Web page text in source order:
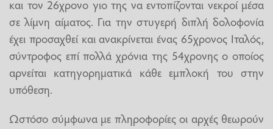
και τον 26χρονο γιο της να εντοπίζονται νεκροί μέσα
σε λίμνη αίματος. Για την στυγερή διπλή δολοφονία
έχει προσαχθεί και ανακρίνεται ένας 65χρονος Ιταλός,
σύντροφος επί πολλά χρόνια της 54χρονης ο οποίος
αρνείται κατηγορηματικά κάθε εμπλοκή του στην
υπόθεση.
Ωστόσο σύμφωνα με πληροφορίες οι αρχές θεωρούν